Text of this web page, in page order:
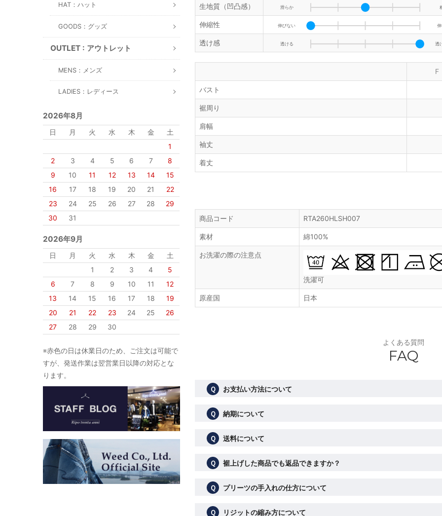
HAT：ハット
GOODS：グッズ
OUTLET : アウトレット
MENS：メンズ
LADIES：レディース
2026年8月
日 月 火 水 木 金
土
1
2
3 4 5 6 7
8
9
10 11 12 13 14
15
16
17 18 19 20 21
22
23
24 25 26 27 28
29
30
31
2026年9月
日 月 火 水 木 金
土
1
2 3 4
5
6
7 8 9 10 11
12
13
14 15 16 17 18
19
20
21 22 23 24 25
26
27
28 29 30
※赤色の日は休業日のため、ご注文は可能で
すが、発送作業は翌営業日以降の対応とな
ります。
生地質（凹凸感） 滑らか
伸縮性 伸びない
透け感 透ける 透
F
バスト
裾周り
肩幅
袖丈
着丈
商品コード RTA260HLSH007
素材 綿100%
お洗濯の際の注意点
洗濯可
原産国 日本
よくある質問
FAQ
Ｑ お支払い方法について
Ｑ 納期について
Ｑ 送料について
Ｑ 裾上げした商品でも返品できますか？
Ｑ プリーツの手入れの仕方について
Ｑ リジットの縮み方について